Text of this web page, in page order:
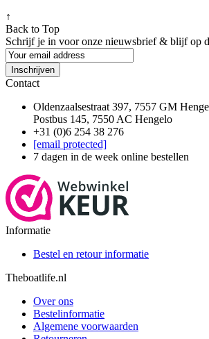
↑
Back to Top
Schrijf je in voor onze nieuwsbrief & blijf op
Inschrijven
Contact
Oldenzaalsestraat 397, 7557 GM
Postbus 145, 7550 AC Hengelo
+31 (0)6 254 38 276
[email protected]
7 dagen in de week online bestellen
Informatie
Bestel en retour informatie
Theboatlife.nl
Over ons
Bestelinformatie
Algemene voorwaarden